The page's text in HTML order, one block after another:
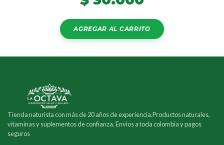
AGREGAR AL CARRITO
Tienda naturista con más de 20 años de experiencia.Productos naturales,
vitaminas y suplementos de confianza. Envios a toda colombia y pagos
seguros